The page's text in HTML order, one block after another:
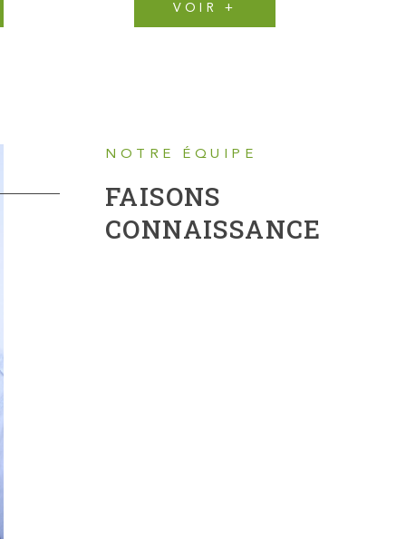
VOIR +
NOTRE ÉQUIPE
FAISONS
CONNAISSANCE
MANON PACHER